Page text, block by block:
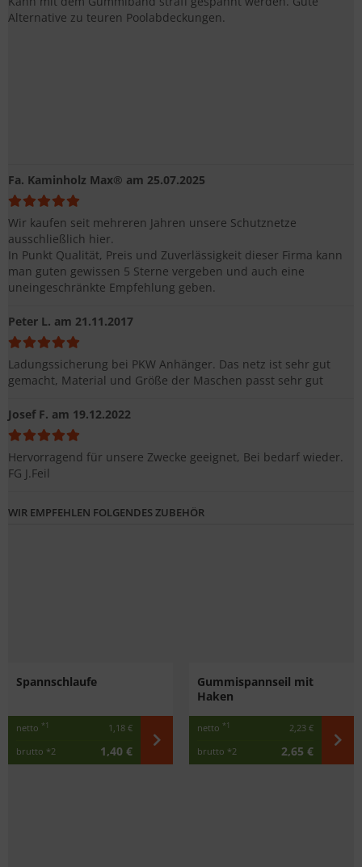
Alternative zu teuren Poolabdeckungen.
Fa. Kaminholz Max® am 25.07.2025
Wir kaufen seit mehreren Jahren unsere Schutznetze
ausschließlich hier.
In Punkt Qualität, Preis und Zuverlässigkeit dieser Firma kann
man guten gewissen 5 Sterne vergeben und auch eine
uneingeschränkte Empfehlung geben.
Peter L. am 21.11.2017
Ladungssicherung bei PKW Anhänger. Das netz ist sehr gut
gemacht, Material und Größe der Maschen passt sehr gut
Josef F. am 19.12.2022
Hervorragend für unsere Zwecke geeignet, Bei bedarf wieder.
FG J.Feil
WIR EMPFEHLEN FOLGENDES ZUBEHÖR
Spannschlaufe
netto *1
1,18 €
brutto *2 1,40 €
Gummispannseil mit
Haken
netto *1
2,23 €
brutto *2 2,65 €